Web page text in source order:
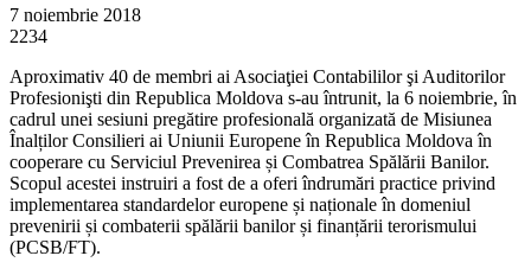
7 noiembrie 2018
2234
Aproximativ 40 de membri ai Asociaţiei Contabililor şi Auditorilor
Profesionişti din Republica Moldova s-au întrunit, la 6 noiembrie, în
cadrul unei sesiuni pregătire profesională organizată de Misiunea
Înalților Consilieri ai Uniunii Europene în Republica Moldova în
cooperare cu Serviciul Prevenirea și Combatrea Spălării Banilor.
Scopul acestei instruiri a fost de a oferi îndrumări practice privind
implementarea standardelor europene și naționale în domeniul
prevenirii și combaterii spălării banilor și finanțării terorismului
(PCSB/FT).